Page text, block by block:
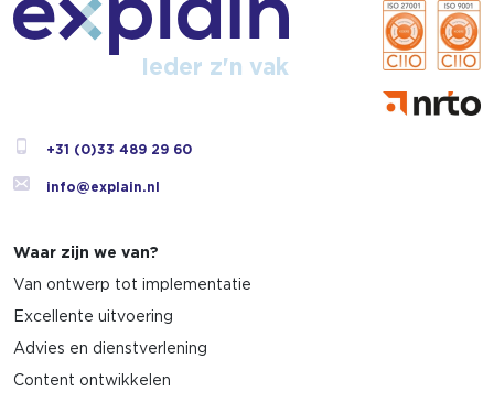
Ieder z'n vak
+31 (0)33 489 29 60
info@explain.nl
Waar zijn we van?
Van ontwerp tot implementatie
Excellente uitvoering
Advies en dienstverlening
Content ontwikkelen